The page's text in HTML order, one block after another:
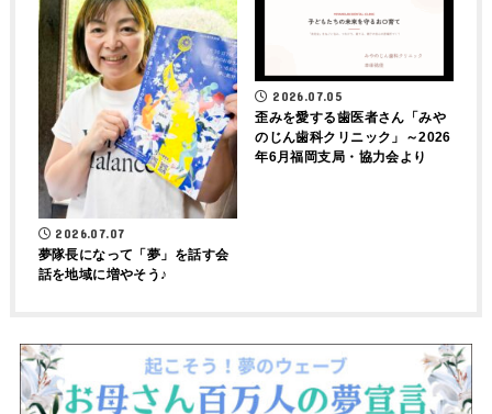
2026.07.07
夢隊長になって「夢」を話す会
話を地域に増やそう♪
2026.07.05
歪みを愛する歯医者さん「みや
のじん歯科クリニック」～2026
年6月福岡支局・協力会より